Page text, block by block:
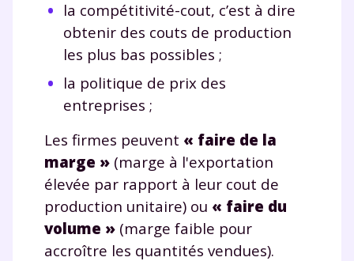
la compétitivité-cout, c’est à dire
obtenir des couts de production
les plus bas possibles ;
la politique de prix des
entreprises ;
Les firmes peuvent « faire de la
marge » (marge à l'exportation
élevée par rapport à leur cout de
production unitaire) ou « faire du
volume » (marge faible pour
accroître les quantités vendues).